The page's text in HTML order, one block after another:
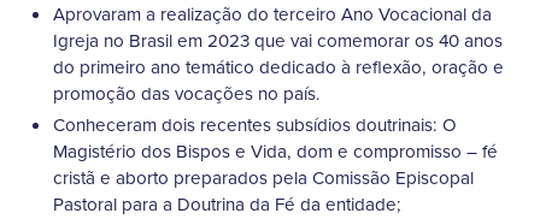
Aprovaram a realização do terceiro Ano Vocacional da
Igreja no Brasil em 2023 que vai comemorar os 40 anos
do primeiro ano temático dedicado à reflexão, oração e
promoção das vocações no país.
Conheceram dois recentes subsídios doutrinais: O
Magistério dos Bispos e Vida, dom e compromisso – fé
cristã e aborto preparados pela Comissão Episcopal
Pastoral para a Doutrina da Fé da entidade;